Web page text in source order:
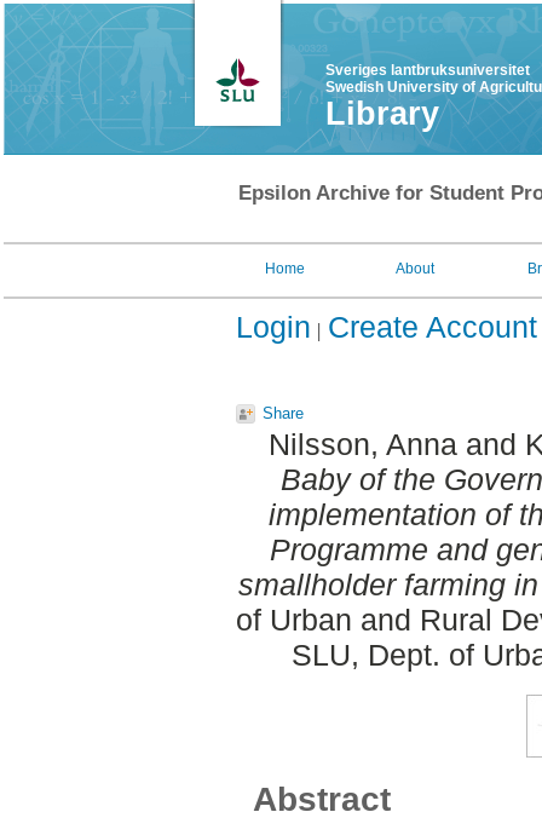
Sveriges lantbruksuniversitet
Swedish University of
Library
Epsilon Archive for Student
Home About
Login Create Account
Share
Nilsson, Anna and
Baby of the
implementation of
Programme and
smallholder farming
of Urban and Rural
SLU, Dept. of
Abstract